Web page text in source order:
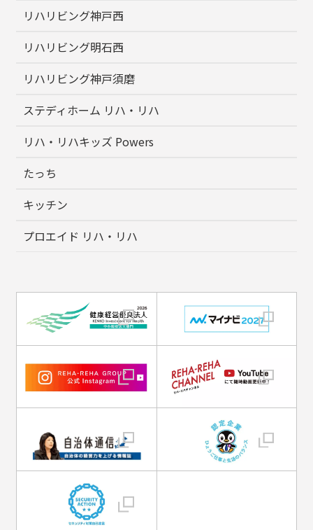
リハリビング神戸西
リハリビング明石西
リハリビング神戸須磨
ステディホーム リハ・リハ
リハ・リハキッズ Powers
たっち
キッチン
プロエイド リハ・リハ